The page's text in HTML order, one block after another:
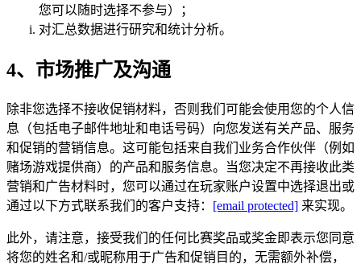
您可以随时选择不参与）；
对汇总数据进行研究和统计分析。
4、市场推广及沟通
除非您选择不接收促销材料，否则我们可能会使用您的个人信
息（包括电子邮件地址和电话号码）向您发送有关产品、服务
和促销的营销信息。这可能包括来自我们业务合作伙伴（例如
赌场游戏提供商）的产品和服务信息。当您决定不再接收此类
营销和广告材料时，您可以通过在玩家账户设置中选择退出或
通过以下方式联系我们的客户支持： [email protected] 来实现。
此外，请注意，接受我们的任何比赛奖品或奖金即表示您同意
将您的姓名和/或昵称用于广告和促销目的，无需额外补偿，